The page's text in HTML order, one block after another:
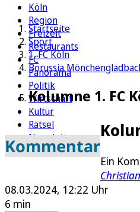
Köln
Region
Freizeit
Restaurants
FC
Panorama
Politik
Wirtschaft
Kultur
Rätsel
Newsletter
E-Paper
Startseite
Sport
1. FC Köln
Borussia
Kolumne 1. FC
Kommentar
Ein
08.03.2024, 12:22 Uhr
6 min